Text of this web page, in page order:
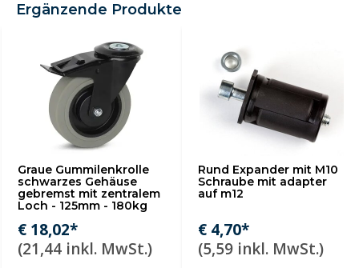
Ergänzende Produkte
Graue Gummilenkrolle
schwarzes Gehäuse
gebremst mit zentralem
Loch - 125mm - 180kg
€ 18,02*
(21,44 inkl. MwSt.)
Rund Expander mit M10
Schraube mit adapter
auf m12
€ 4,70*
(5,59 inkl. MwSt.)